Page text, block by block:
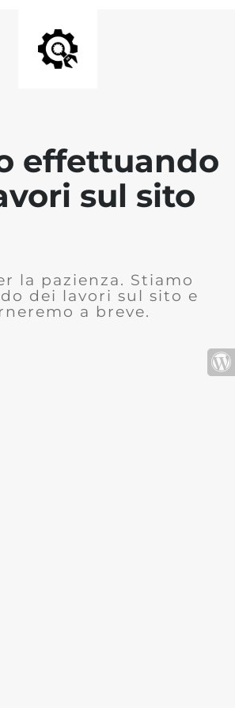
effettuando
sul sito
la pazienza. Stiamo
dei lavori sul sito e
a breve.